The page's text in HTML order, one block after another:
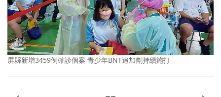
屏縣新增3459例確診個案 青少年BNT追加劑持續施打